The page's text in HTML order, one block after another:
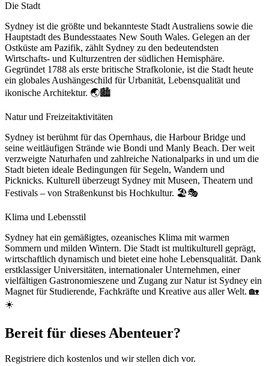
Die Stadt
Sydney ist die größte und bekannteste Stadt Australiens sowie die
Hauptstadt des Bundesstaates New South Wales. Gelegen an der
Ostküste am Pazifik, zählt Sydney zu den bedeutendsten
Wirtschafts- und Kulturzentren der südlichen Hemisphäre.
Gegründet 1788 als erste britische Strafkolonie, ist die Stadt heute
ein globales Aushängeschild für Urbanität, Lebensqualität und
ikonische Architektur. 🌏🏙️
Natur und Freizeitaktivitäten
Sydney ist berühmt für das Opernhaus, die Harbour Bridge und
seine weitläufigen Strände wie Bondi und Manly Beach. Der weit
verzweigte Naturhafen und zahlreiche Nationalparks in und um die
Stadt bieten ideale Bedingungen für Segeln, Wandern und
Picknicks. Kulturell überzeugt Sydney mit Museen, Theatern und
Festivals – von Straßenkunst bis Hochkultur. 🏖️🎭
Klima und Lebensstil
Sydney hat ein gemäßigtes, ozeanisches Klima mit warmen
Sommern und milden Wintern. Die Stadt ist multikulturell geprägt,
wirtschaftlich dynamisch und bietet eine hohe Lebensqualität. Dank
erstklassiger Universitäten, internationaler Unternehmen, einer
vielfältigen Gastronomieszene und Zugang zur Natur ist Sydney ein
Magnet für Studierende, Fachkräfte und Kreative aus aller Welt. 🏡
☀️
Bereit für dieses Abenteuer?
Registriere dich kostenlos und wir stellen dich vor.